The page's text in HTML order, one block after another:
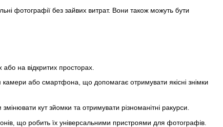
фотографії без зайвих витрат. Вони також можуть бути
на відкритих просторах.
або смартфона, що допомагає отримувати якісні знімки
кут зйомки та отримувати різноманітні ракурси.
що робить їх універсальними пристроями для фотографів.